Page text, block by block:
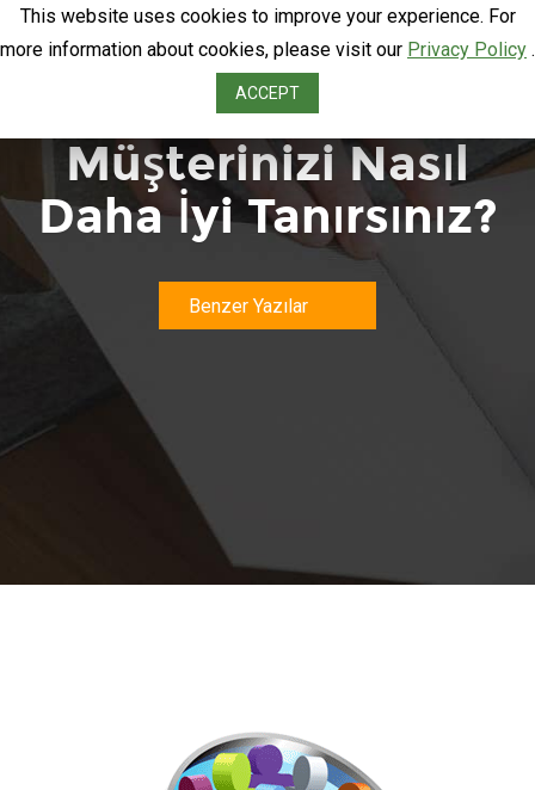
Email İle
Müşterinizi Nasıl
Daha İyi Tanırsınız?
Benzer Yazılar
This website uses cookies to improve your experience. For
more information about cookies, please visit our Privacy Policy .
ACCEPT